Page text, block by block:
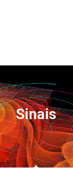
Sinais